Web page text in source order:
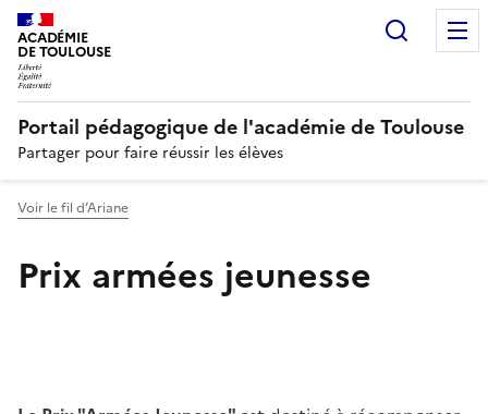
ACADÉMIE
DE TOULOUSE
Portail pédagogique de l'académie de Toulouse
Partager pour faire réussir les élèves
Voir le fil d’Ariane
Prix armées jeunesse